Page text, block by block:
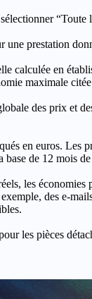
“Toute
prestation
en
maximale
des prix et
en euros. Les
de 12 mois
les
des e-
les pièces